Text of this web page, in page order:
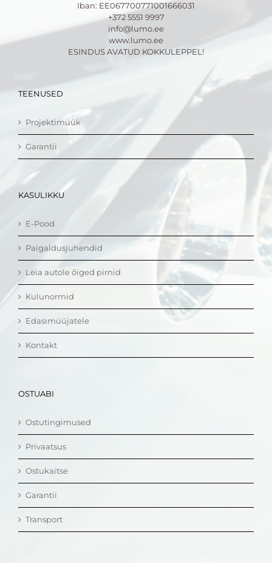
Iban: EE067700771001666031
+372 5551 9997
info@lumo.ee
www.lumo.ee
ESINDUS AVATUD KOKKULEPPEL!
TEENUSED
Projektimüük
Garantii
KASULIKKU
E-Pood
Paigaldusjuhendid
Leia autole õiged pirnid
Kulunormid
Edasimüüjatele
Kontakt
OSTUABI
Ostutingimused
Privaatsus
Ostukaitse
Garantii
Transport